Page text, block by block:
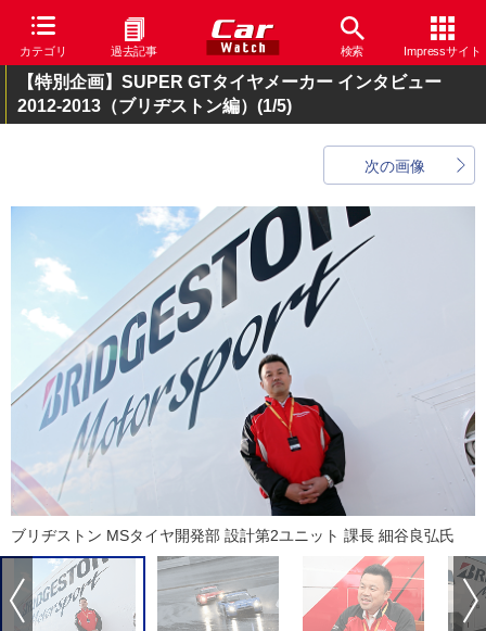
カテゴリ 過去記事 検索 Impressサイト
【特別企画】SUPER GTタイヤメーカー インタビュー
2012-2013（ブリヂストン編） (1/5)
次の画像
ブリヂストン MSタイヤ開発部 設計第2ユニット 課長 細谷良弘氏